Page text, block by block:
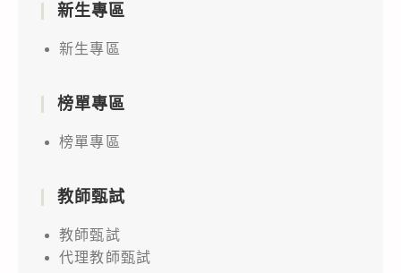
新生專區
新生專區
榜單專區
榜單專區
教師甄試
教師甄試
代理教師甄試